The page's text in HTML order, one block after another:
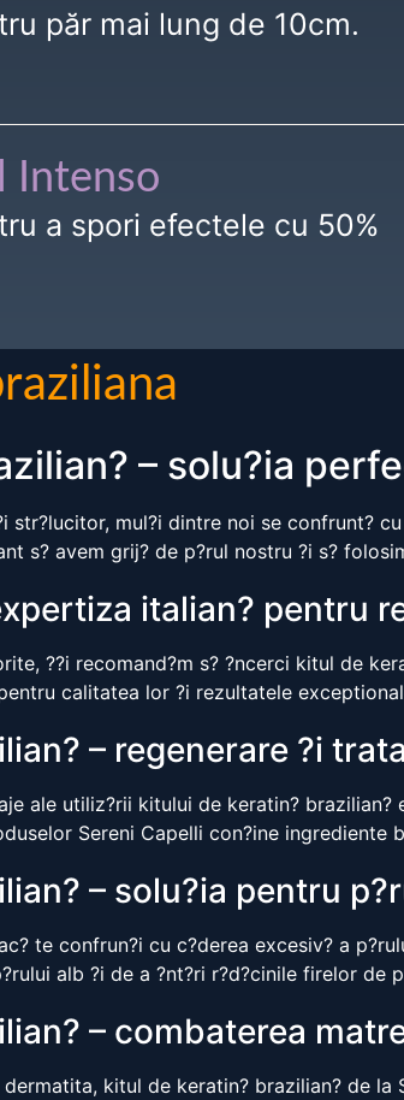
păr mai lung de 10cm.
Intenso
a spori efectele cu 50%
– solu?ia
str?lucitor, mul?i dintre noi se confrunt?
s? avem grij? de p?rul nostru ?i s?
italian? pentru
??i recomand?m s? ?ncerci kitul de
calitatea lor ?i rezultatele
– regenerare ?i
ale utiliz?rii kitului de keratin?
Sereni Capelli con?ine ingrediente
– solu?ia pentru
te confrun?i cu c?derea excesiv? a
alb ?i de a ?nt?ri r?d?cinile firelor de
– combaterea
kitul de keratin? brazilian? de